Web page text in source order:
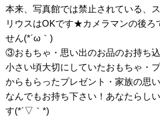
本来、写真館では禁止されている、
リウスはOKです★カメラマンの後ろ
せん(*´ω｀)
③おもちゃ・思い出のお品のお持ち込
小さい頃大切にしていたおもちゃ・
からもらったプレゼント・家族の思
なんでもお持ち下さい！あなたらし
す(*´▽｀*)